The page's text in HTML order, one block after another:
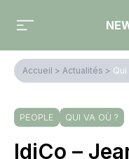
Accueil > Actualités > Qui
PEOPLE QUI VA OÙ ?
IdiCo –